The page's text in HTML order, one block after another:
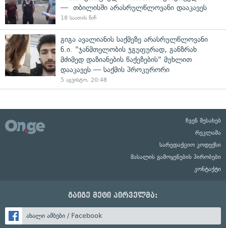
— თბილისში არასრულწლოვანი დააკავეს
18 საათის წინ
გიგა ავალიანის საქმეზე არასრულწლოვანი
ნ.ი. "ჯანმთელობის ჯგუფურად, განზრახ
მძიმედ დაზიანების წაქეზების" მუხლით
დააკავეს — საქმის პროკურორი
5 აგვისტო, 20:48
ჩვენ შესახებ
რეკლამა
სარედაქციო კოდექსი
მასალის გამოყენების პირობები
კონტაქტი
გაიგე მეტი პირველმა:
ახალი ამბები / Facebook